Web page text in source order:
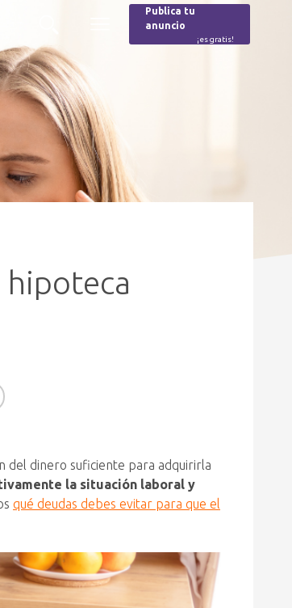
Publica tu
anuncio
¡es gratis!
hipoteca
del dinero suficiente para adquirirla
la situación laboral y
qué deudas debes evitar para que el